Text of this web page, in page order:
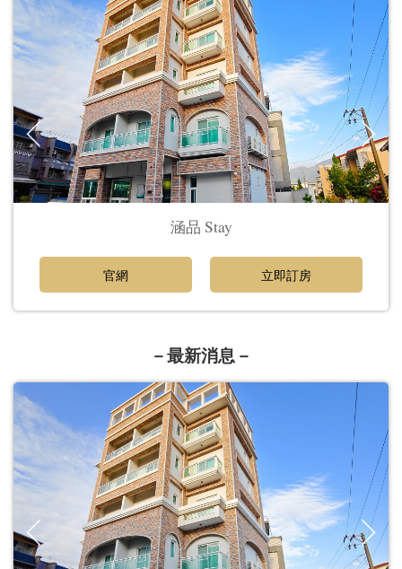
涵品 Stay
官網 立即訂房
－最新消息－